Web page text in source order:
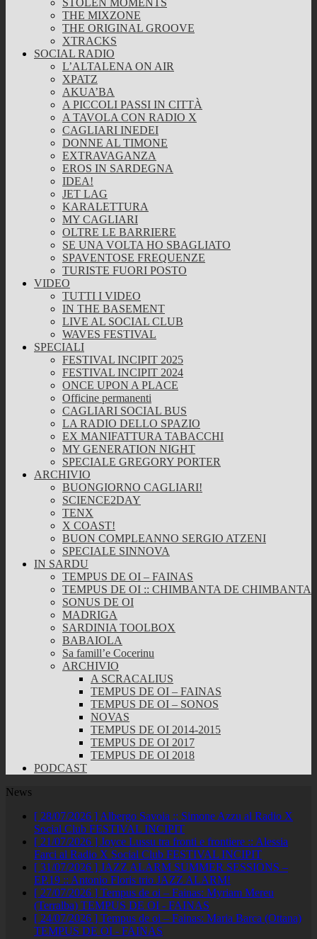
STOLEN MOMENTS
THE MIXZONE
THE ORIGINAL GROOVE
XTRACKS
SOCIAL RADIO
L’ALTALENA ON AIR
XPATZ
AKUA’BA
A PICCOLI PASSI IN CITTÀ
A TAVOLA CON RADIO X
CAGLIARI INEDEI
DONNE AL TIMONE
EXTRAVAGANZA
EROS IN SARDEGNA
IDEA!
JET LAG
KARALETTURA
MY CAGLIARI
OLTRE LE BARRIERE
SE UNA VOLTA HO SBAGLIATO
SPAVENTOSE FREQUENZE
TURISTE FUORI POSTO
VIDEO
TUTTI I VIDEO
IN THE BASEMENT
LIVE AL SOCIAL CLUB
WAVES FESTIVAL
SPECIALI
FESTIVAL INCIPIT 2025
FESTIVAL INCIPIT 2024
ONCE UPON A PLACE
Officine permanenti
CAGLIARI SOCIAL BUS
LA RADIO DELLO SPAZIO
EX MANIFATTURA TABACCHI
MY GENERATION NIGHT
SPECIALE GREGORY PORTER
ARCHIVIO
BUONGIORNO CAGLIARI!
SCIENCE2DAY
TENX
X COAST!
BUON COMPLEANNO SERGIO ATZENI
SPECIALE SINNOVA
IN SARDU
TEMPUS DE OI – FAINAS
TEMPUS DE OI :: CHIMBANTA DE CHIMBANTA
SONUS DE OI
MADRIGA
SARDINIA TOOLBOX
BABAIOLA
Sa famill’e Cocerinu
ARCHIVIO
A SCRACALIUS
TEMPUS DE OI – FAINAS
TEMPUS DE OI – SONOS
NOVAS
TEMPUS DE OI 2014-2015
TEMPUS DE OI 2017
TEMPUS DE OI 2018
PODCAST
News
[ 28/07/2026 ] Albergo Savoia :: Simone Azzu al Radio X
Social Club FESTIVAL INCIPIT
[ 21/07/2026 ] Joyce Lussu tra fronti e frontiere :: Alessia
Farci al Radio X Social Club FESTIVAL INCIPIT
[ 31/07/2026 ] JAZZ ALARM SUMMER SESSIONS –
EP.19 :: Antonio Floris trio JAZZ ALARM!
[ 27/07/2026 ] Tempus de oi – Fainas: Myriam Mereu
(Terralba) TEMPUS DE OI - FAINAS
[ 24/07/2026 ] Tempus de oi – Fainas: Maria Barca (Ottana)
TEMPUS DE OI - FAINAS